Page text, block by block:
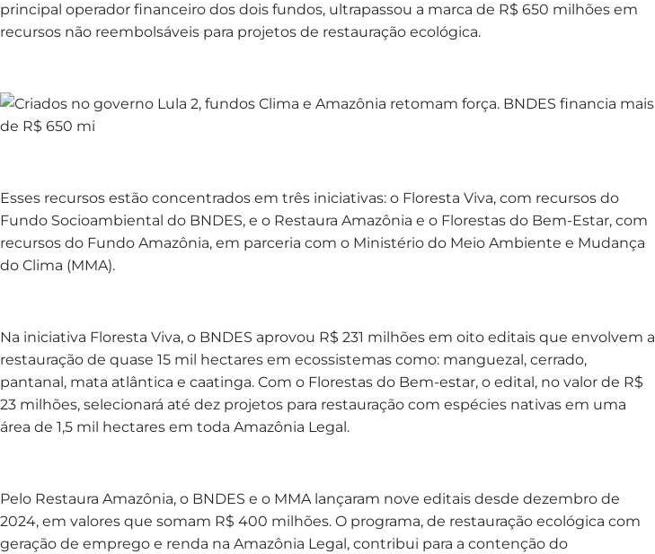
principal operador financeiro dos dois fundos, ultrapassou a marca de R$ 650 milhões em
recursos não reembolsáveis para projetos de restauração ecológica.
Esses recursos estão concentrados em três iniciativas: o Floresta Viva, com recursos do
Fundo Socioambiental do BNDES, e o Restaura Amazônia e o Florestas do Bem-Estar, com
recursos do Fundo Amazônia, em parceria com o Ministério do Meio Ambiente e Mudança
do Clima (MMA).
Na iniciativa Floresta Viva, o BNDES aprovou R$ 231 milhões em oito editais que envolvem a
restauração de quase 15 mil hectares em ecossistemas como: manguezal, cerrado,
pantanal, mata atlântica e caatinga. Com o Florestas do Bem-estar, o edital, no valor de R$
23 milhões, selecionará até dez projetos para restauração com espécies nativas em uma
área de 1,5 mil hectares em toda Amazônia Legal.
Pelo Restaura Amazônia, o BNDES e o MMA lançaram nove editais desde dezembro de
2024, em valores que somam R$ 400 milhões. O programa, de restauração ecológica com
geração de emprego e renda na Amazônia Legal, contribui para a contenção do